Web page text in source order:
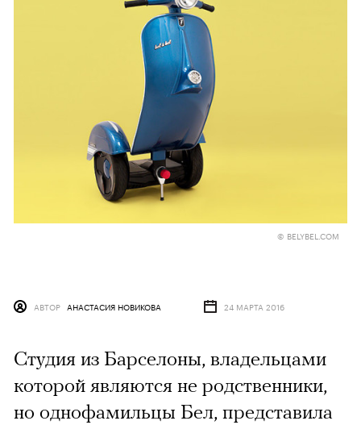
© BELYBEL.COM
АВТОР АНАСТАСИЯ НОВИКОВА 24 МАРТА 2016
Студия из Барселоны, владельцами
которой являются не родственники,
но однофамильцы Бел, представила